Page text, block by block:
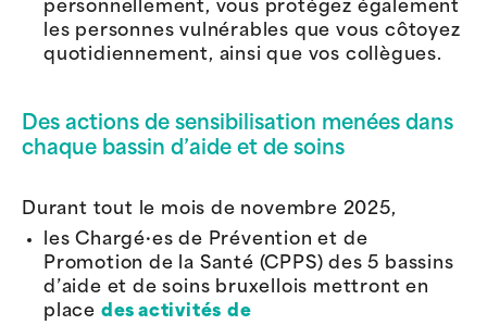
personnellement, vous protégez également
les personnes vulnérables que vous côtoyez
quotidiennement, ainsi que vos collègues.
Des actions de sensibilisation menées dans
chaque bassin d’aide et de soins
Durant tout le mois de novembre 2025,
les Chargé·es de Prévention et de
Promotion de la Santé (CPPS) des 5 bassins
d’aide et de soins bruxellois mettront en
place des activités de